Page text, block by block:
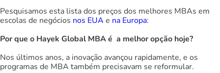
Pesquisamos esta lista dos preços dos melhores MBAs em
escolas de negócios nos EUA e na Europa:
Por que o Hayek Global MBA é a melhor opção hoje?
Nos últimos anos, a inovação avançou rapidamente, e os
programas de MBA também precisavam se reformular.